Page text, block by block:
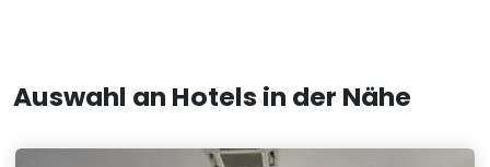
Auswahl an Hotels in der Nähe